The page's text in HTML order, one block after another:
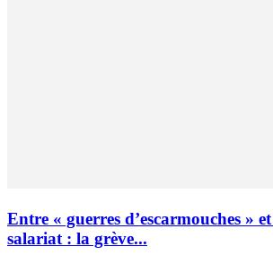
Entre « guerres d’escarmouches »
salariat : la grève...